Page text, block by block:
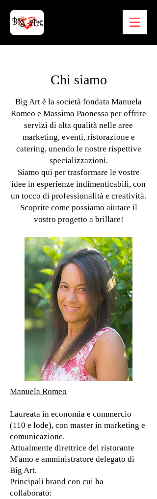
Chi siamo
Big Art è la società fondata Manuela
Romeo e Massimo Paonessa per offrire
servizi di alta qualità nelle aree
marketing, eventi, ristorazione e
catering, unendo le nostre rispettive
specializzazioni.
Siamo qui per trasformare le vostre
idee in esperienze indimenticabili, con
un tocco di professionalità e creatività.
Scoprite come possiamo aiutare il
vostro progetto a brillare!
Manuela Romeo
Laureata in economia e commercio
(110 e lode), con master in marketing e
comunicazione.
Attualmente direttrice del ristorante
M'amo e amministratore delegato di
Big Art.
Principali brand con cui ha
collaborato: